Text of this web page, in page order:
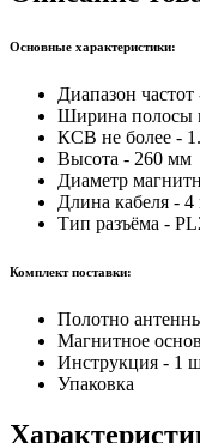
Основные характеристики:
Диапазон
Ширина полосы
КСВ не более -
Высота - 260 мм
Диаметр
Длина кабеля - 4
Тип разъёма -
Комплект поставки:
Полотно
Магнитное
Инструкция - 1
Упаковка